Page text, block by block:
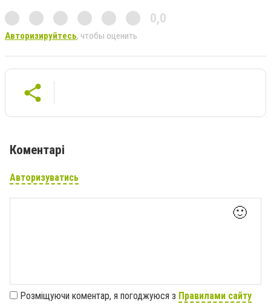
0,0
Авторизируйтесь, чтобы оценить
Коментарі
Авторизуватись
🙂
Розміщуючи коментар, я погоджуюся з Правилами сайту